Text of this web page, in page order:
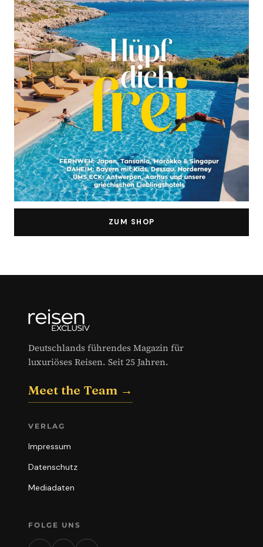
ZUM SHOP
Deutschlands führendes Magazin für
luxuriöses Reisen. Seit 25 Jahren.
Meet the Team →
VERLAG
Impressum
Datenschutz
Mediadaten
FOLGE UNS